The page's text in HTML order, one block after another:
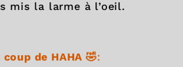
mis la larme à l’oeil.
de HAHA 🤣: